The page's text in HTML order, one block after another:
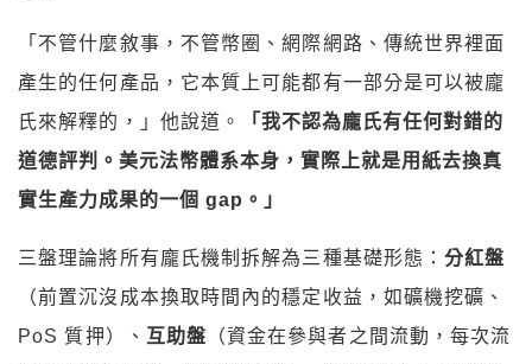
「不管什麼敘事，不管幣圈、網際網路、傳統世界裡面
產生的任何產品，它本質上可能都有一部分是可以被龐
氏來解釋的，」他說道。
「我不認為龐氏有任何對錯的
道德評判。美元法幣體系本身，實際上就是用紙去換真
實生產力成果的一個 gap。」
三盤理論將所有龐氏機制拆解為三種基礎形態：分紅盤
（前置沉沒成本換取時間內的穩定收益，如礦機挖礦、
PoS 質押）、 互助盤 （資金在參與者之間流動，每次流